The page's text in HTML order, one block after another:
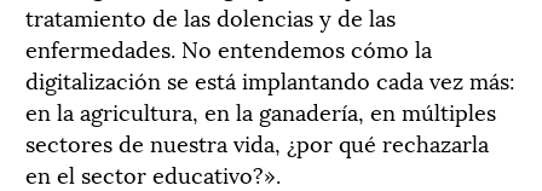
tratamiento de las dolencias y de las
enfermedades. No entendemos cómo la
digitalización se está implantando cada vez más:
en la agricultura, en la ganadería, en múltiples
sectores de nuestra vida, ¿por qué rechazarla
en el sector educativo?».